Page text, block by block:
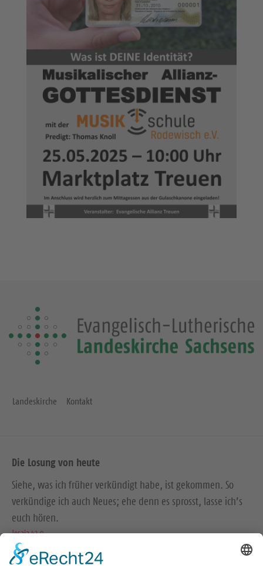
Landeskirche Kontakt
Die Losung von heute
Siehe, was ich früher verkündigt habe, ist gekommen. So
verkündige ich auch Neues; ehe denn es sprosst, lasse ich’s
euch hören.
Jesaja 42,9
Der Menschensohn ist’s, der den guten Samen sät. Der Acker